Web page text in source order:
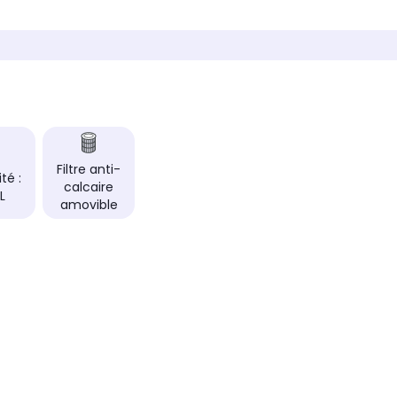
arrêt
:
Filtre anti-
calcaire
amovible